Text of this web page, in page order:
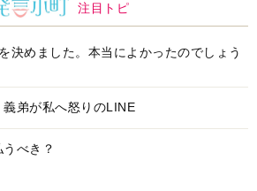
注目トピ
決めました。本当によかったのでしょう
弟が私へ怒りのLINE
べき？